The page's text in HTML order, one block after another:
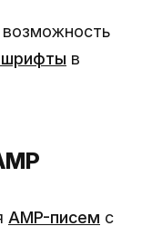
шрифты в
AMP-писем с